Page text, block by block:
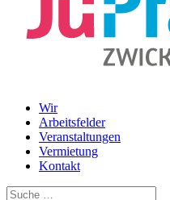
Wir
Arbeitsfelder
Veranstaltungen
Vermietung
Kontakt